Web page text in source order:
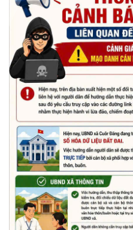
Xã Cuôr Đăng đã tổ chức lễ kỷ
Người cao tuổi Việt Nam
chức mừng thọ, chúc thọ
(05/06/2026)
PHÁT ĐỘNG THAM GIA CUỘC
TẠO VÀO CUỘC SỐNG – AI
TỈNH ĐẮK LẮK
(29/05/2026)
Nhiệt liệt chào mừng Ngày
sáng tạo Việt Nam 18/5"
(15/05/2026)
Chương trình đối thoại giữa
thiếu nhi trên địa bàn xã năm
(14/05/2026)